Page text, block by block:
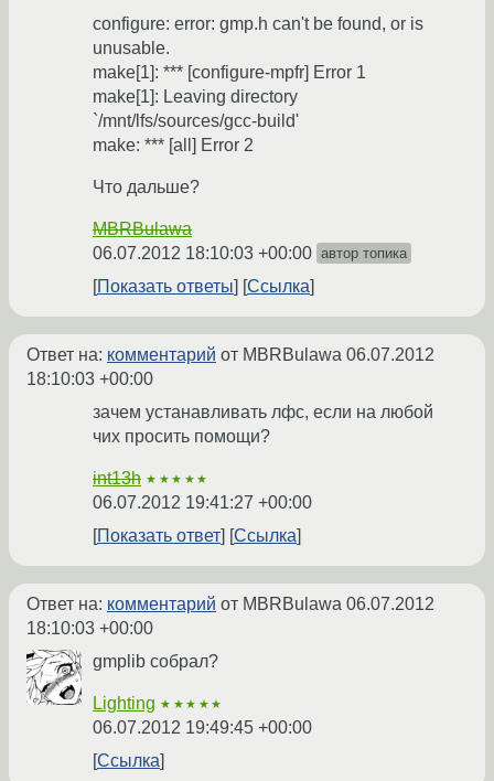
configure: error: gmp.h can't be found, or is
unusable.
make[1]: *** [configure-mpfr] Error 1
make[1]: Leaving directory
`/mnt/lfs/sources/gcc-build'
make: *** [all] Error 2
Что дальше?
MBRBulawa
06.07.2012 18:10:03 +00:00 автор топика
Показать ответы Ссылка
Ответ на: комментарий от MBRBulawa 06.07.2012
18:10:03 +00:00
зачем устанавливать лфс, если на любой
чих просить помощи?
int13h ★★★★★
06.07.2012 19:41:27 +00:00
Показать ответ
Ссылка
Ответ на: комментарий от MBRBulawa 06.07.2012
18:10:03 +00:00
gmplib собрал?
Lighting ★★★★★
06.07.2012 19:49:45 +00:00
Ссылка